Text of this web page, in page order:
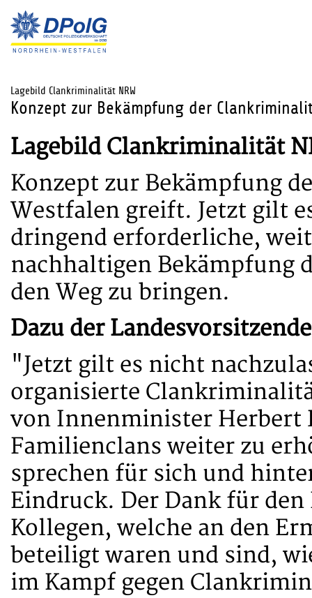
Lagebild Clankriminalität NRW
Konzept zur Bekämpfung der
Lagebild Clankriminalität
Konzept zur Bekämpfung
Westfalen greift. Jetzt gilt
dringend erforderliche,
nachhaltigen Bekämpfung
den Weg zu bringen.
Dazu der
"Jetzt gilt es nicht
organisierte
von Innenminister Herbert
Familienclans weiter zu
sprechen für sich und
Eindruck. Der Dank für
Kollegen, welche an den
beteiligt waren und sind,
im Kampf gegen